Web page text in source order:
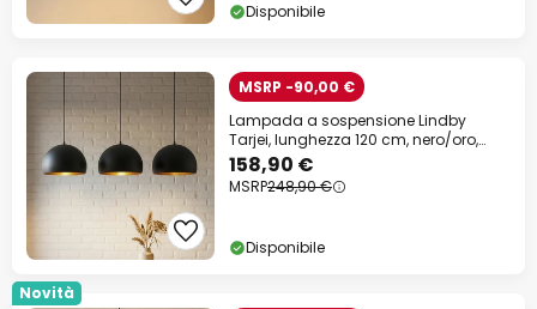
Disponibile
MSRP -90,00 €
Lampada a sospensione Lindby
Tarjei, lunghezza 120 cm, nero/oro,
metallo
158,90 €
MSRP248,90 €
Disponibile
Novità